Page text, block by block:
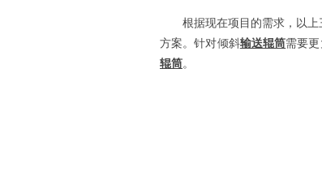
根据现在项目的需求，以
方案。针对倾斜输送辊筒需要
辊筒。